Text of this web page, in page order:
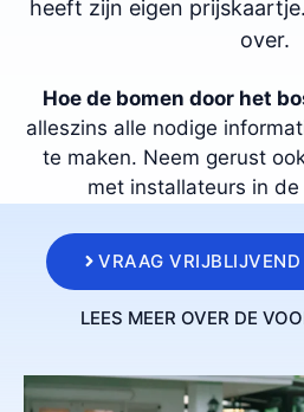
heeft zijn eigen
over.
Hoe de bomen door het
alleszins alle nodige
te maken. Neem gerust
met installateurs in
VRAAG
LEES MEER OVER DE